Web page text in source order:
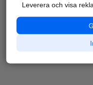
Leverera och visa